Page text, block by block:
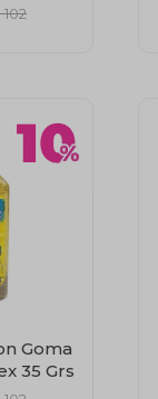
102
Goma
35 Grs